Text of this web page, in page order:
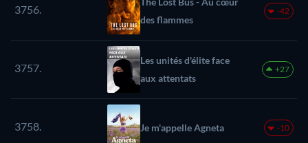
3756.
des flammes
-42
3757.
Les unités d'élite face
aux attentats
+27
3758. Je m'appelle Agneta -10